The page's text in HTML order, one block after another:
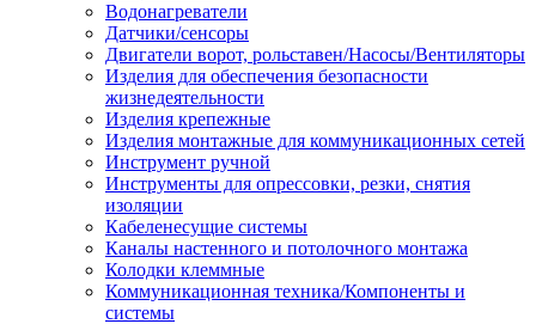
Водонагреватели
Датчики/сенсоры
Двигатели ворот, рольставен/Насосы/Вентиляторы
Изделия для обеспечения безопасности
жизнедеятельности
Изделия крепежные
Изделия монтажные для коммуникационных сетей
Инструмент ручной
Инструменты для опрессовки, резки, снятия
изоляции
Кабеленесущие системы
Каналы настенного и потолочного монтажа
Колодки клеммные
Коммуникационная техника/Компоненты и
системы